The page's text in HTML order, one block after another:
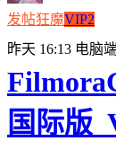
发帖狂魔VIP2
昨天 16:13 电脑
国际版